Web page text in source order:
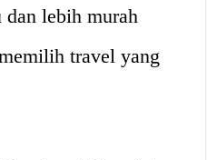
dan lebih murah
travel yang